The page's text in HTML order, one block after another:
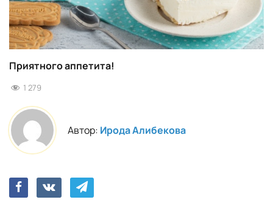
Приятного аппетита!
1 279
Автор: Ирода Алибекова